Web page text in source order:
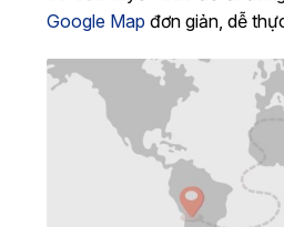
Google Map đơn giản, dễ